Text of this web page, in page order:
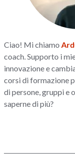
Ciao! Mi chiamo
coach. Supporto i
innovazione e
corsi di formazione
di persone, gruppi e
saperne di più?